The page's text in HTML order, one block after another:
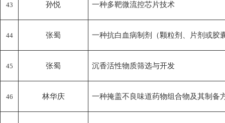
43 孙悦 一种多靶微流控芯片技术
44 张蜀 一种抗白血病制剂（颗粒剂、片剂或胶
45 张蜀 沉香活性物质筛选与开发
46 林华庆 一种掩盖不良味道药物组合物及其制备